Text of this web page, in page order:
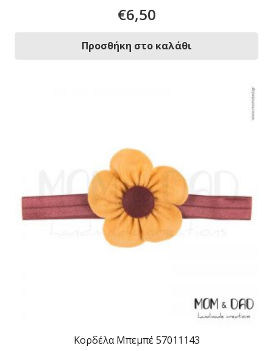
€6,50
Προσθήκη στο καλάθι
Κορδέλα Μπεμπέ 57011143